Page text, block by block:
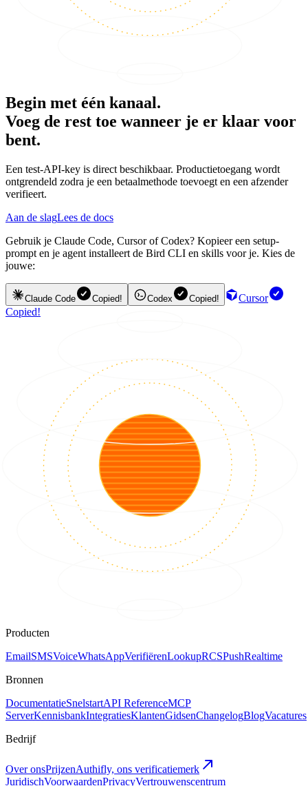
Begin met één kanaal.
Voeg de rest toe wanneer je er klaar voor
bent.
Een test-API-key is direct beschikbaar. Productietoegang wordt
ontgrendeld zodra je een betaalmethode toevoegt en een afzender
verifieert.
Aan de slagLees de docs
Gebruik je Claude Code, Cursor of Codex? Kopieer een setup-
prompt en je agent installeert de Bird CLI en skills voor je. Kies de
jouwe:
Claude Code Copied! Codex Copied!
Cursor
Copied!
Producten
EmailSMSVoiceWhatsAppVerifiërenLookupRCSPushRealtime
Bronnen
DocumentatieSnelstartAPI ReferenceMCP
ServerKennisbankIntegratiesKlantenGidsenChangelogBlogVacatures
Bedrijf
Over onsPrijzenAuthifly, ons verificatiemerk
JuridischVoorwaardenPrivacyVertrouwenscentrum